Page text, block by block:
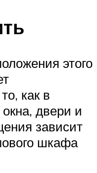
этого
как в
двери и
зависит
шкафа